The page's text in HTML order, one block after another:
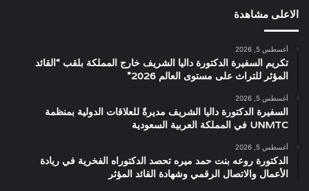
الاعلى مشاهدة
أغسطس 5, 2026
تكريم السفيرة الدكتورة داليا الشريف خارج المملكة بلقب “القائد
المؤثر للتراث على مستوى العالم 2026”
أغسطس 5, 2026
السفيرة الدكتورة داليا الشريف مديرةً للعلاقات الدولية بمنظمة
UNMTC في المملكة العربية السعودية
أغسطس 5, 2026
الدكتورة روعه بنت حمد ميره تحصد الدكتوراه الفخرية في ريادة
الأعمال والاتصال الرقمي وشهادة القائد المؤثر